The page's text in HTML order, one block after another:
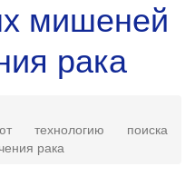
мишеней
рака
технологию поиска
рака